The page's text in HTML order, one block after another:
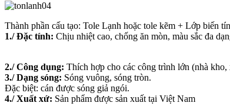
Thành phần cấu tạo: Tole Lạnh hoặc tole kẽm + Lớp biến
1./ Đặc tính: Chịu nhiệt cao, chống ăn mòn, màu sắc đa
2./ Công dụng: Thích hợp cho các công trình lớn (nhà
3./ Dạng sóng: Sóng vuông, sóng tròn.
Đặc biệt: cán được sóng giả ngói.
4./ Xuất xứ: Sản phẩm được sản xuất tại Việt Nam